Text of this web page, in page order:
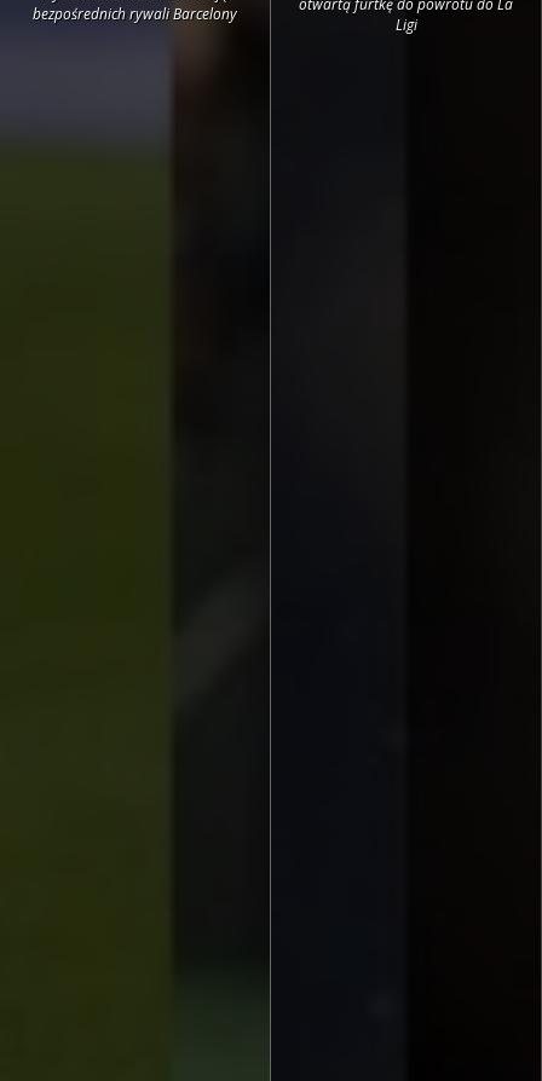
bezpośrednich rywali Barcelony
otwartą furtkę do powrotu do La
Ligi